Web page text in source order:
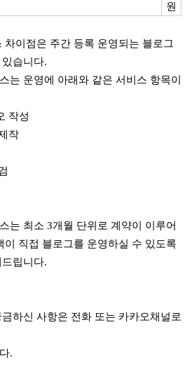
원
차이점은 주간 등록 운영되는 블로그
습니다.
는 운영에 아래와 같은 서비스 항목이
작성
작
는 최소 3개월 단위로 계약이 이루어
이 직접 블로그를 운영하실 수 있도록
립니다.
하신 사항은 전화 또는 카카오채널로
.